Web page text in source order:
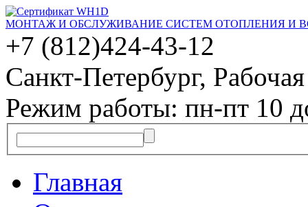
МОНТАЖ И ОБСЛУЖИВАНИЕ СИСТЕМ ОТОПЛЕНИЯ И
+7 (812)424-43-12
Санкт-Петербург,
Режим работы: пн-пт 10
Главная